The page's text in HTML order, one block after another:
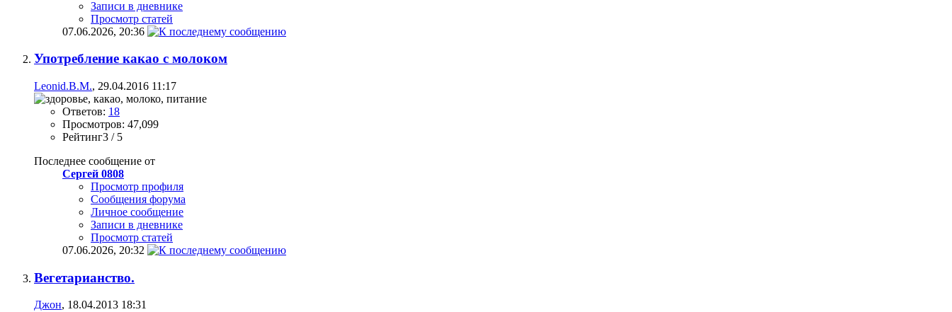
Записи в дневнике
Просмотр статей
07.06.2026, 20:36
Употребление какао с молоком
Leonid.B.M., 29.04.2016 11:17
Ответов: 18
Просмотров: 47,099
Рейтинг3 / 5
Последнее сообщение от
Сергей 0808
Просмотр профиля
Сообщения форума
Личное сообщение
Записи в дневнике
Просмотр статей
07.06.2026, 20:32
Вегетарианство.
Джон, 18.04.2013 18:31